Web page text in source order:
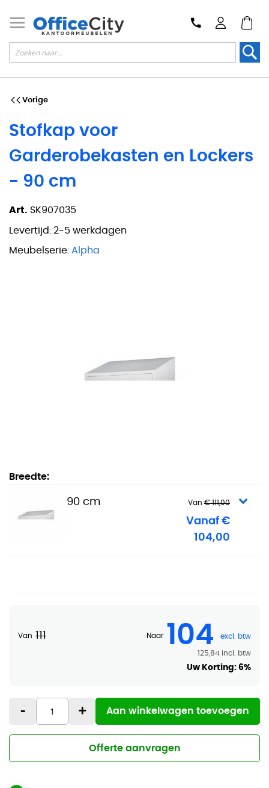
Stofkap voor
Garderobekasten en Lockers
- 90 cm
Art. SK907035
Levertijd: 2-5 werkdagen
Meubelserie: Alpha
Stofkap voor Garderobekasten en Lockers - 90 cm
Breedte:
90 cm Van € 111,00
Vanaf €
104,00
Naar 104
125,84
Van 111
Uw Korting:6%
- + Aan winkelwagen toevoegen
Offerte aanvragen
Vorige